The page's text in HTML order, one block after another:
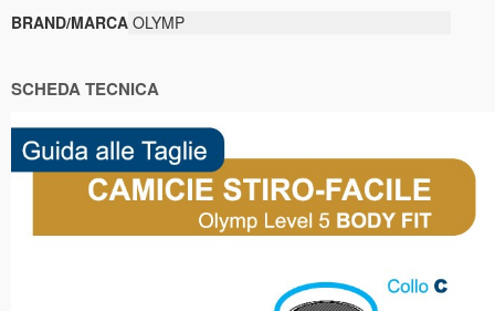
BRAND/MARCA OLYMP
SCHEDA TECNICA